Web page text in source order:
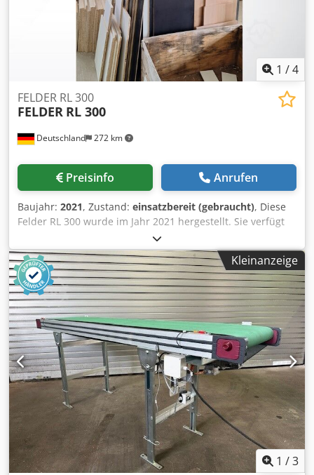
1 /4
Deutschland 272 km
FELDER RL 300
FELDER RL 300
Preisinfo Anrufen
Baujahr: 2021, Zustand: einsatzbereit (gebraucht), Diese
Felder RL 300 wurde im Jahr 2021 hergestellt. Sie verfügt
über eine neue, unbenutzte Absauganlage mit einem
maximalen Volumenstrom von 6000 m3/h und einem
Nennvolumenstrom bei 20 m/s von 5090 m3/h. Die
Maschine verfügt über eine Filterfläche von 50 m2 und
zwei 250-Liter-Späneauffangbehälter. Der
Schalldruckpegel liegt bei 75 dB. Für weitere
Informationen über diese Maschine nehmen Sie bitte
Kontakt mit uns auf. • Volumenstrom: Max 6000 m3/h •
Nennvolumenstrom 20 m/s: 5090 m3/h Csdpjx D Ex Rsfx
Amvjha • Unterdruck am Gesamtanschluss bei 20 m/s:
2680 Pa • Absaugstutzen: Ø 300 mm • Filterfläche: 50 m2 •
Schalldruck: 75 dB • Späneauffangbehälter: 2 x 250 Liter •
Absaugstutzen kann links oder rechts montiert werden
Kleinanzeige
1 /3